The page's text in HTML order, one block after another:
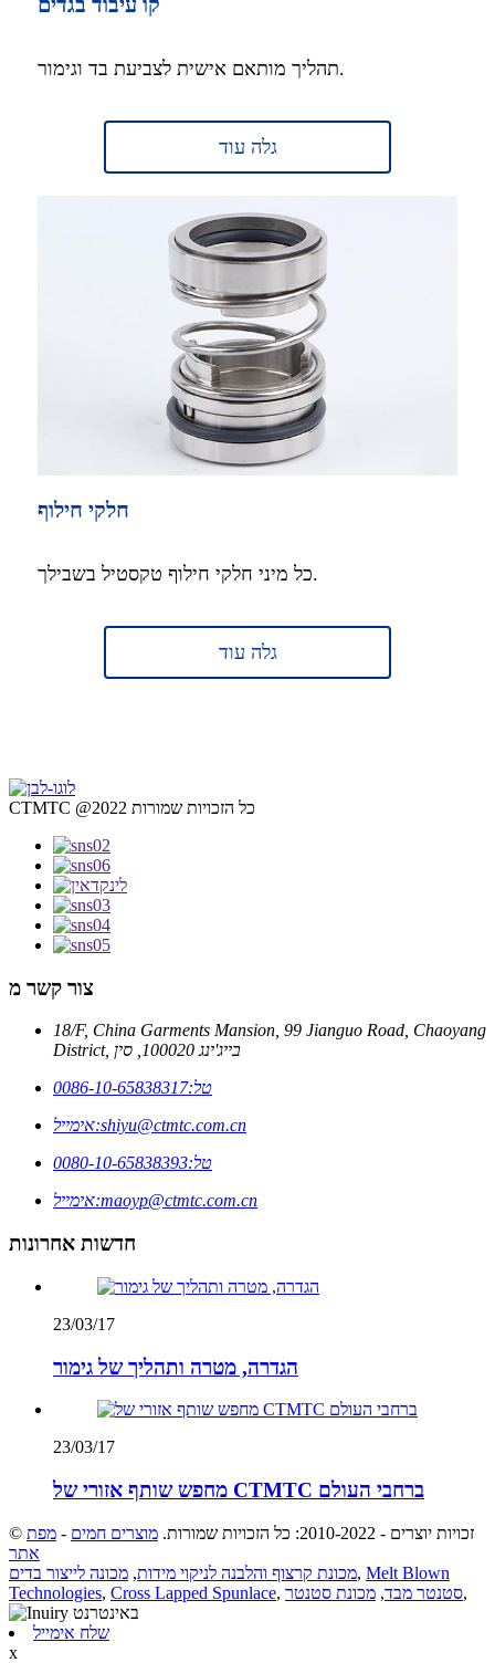
תהליך מותאם אישית לצביעת בד וגימור.
גלה עוד
חלקי חילוף
כל מיני חלקי חילוף טקסטיל בשבילך.
גלה עוד
CTMTC @2022 כל הזכויות שמורות
צור קשר מ
18/F, China Garments Mansion, 99 Jianguo Road, Chaoyang
District, בייג'ינג 100020, סין
טל:0086-10-65838317
אימייל:shiyu@ctmtc.com.cn
טל:0080-10-65838393
אימייל:maoyp@ctmtc.com.cn
חדשות אחרונות
23/03/17
הגדרה, מטרה ותהליך של גימור
23/03/17
מחפש שותף אזורי של CTMTC ברחבי העולם
© זכויות יוצרים - 2010-2022: כל הזכויות שמורות. מוצרים חמים - מפת
אתר
מכונת קרצוף והלבנה לניקוי מידות, מכונה לייצור בדים , Melt Blown
Technologies, Cross Lapped Spunlace, סטנטר מבד, מכונת סטנטר ,
שלח אימייל
x